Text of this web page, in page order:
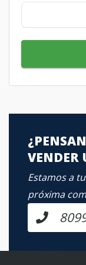
VENDER
Estamos a
próxima